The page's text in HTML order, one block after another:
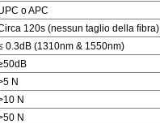
o APC
120s (nessun taglio della fibra)
0.3dB (1310nm & 1550nm)
N
N
N